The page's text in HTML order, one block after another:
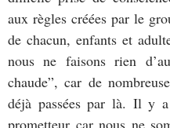
aux règles créées par le
de chacun, enfants et
nous ne faisons rien
chaude”, car de
déjà passées par là. Il y
prometteur car nous ne